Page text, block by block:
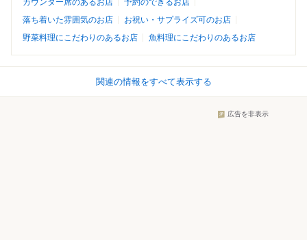
カウンター席のあるお店
予約のできるお店
落ち着いた雰囲気のお店
お祝い・サプライズ可のお店
野菜料理にこだわりのあるお店
魚料理にこだわりのあるお店
関連の情報をすべて表示する
広告を非表示